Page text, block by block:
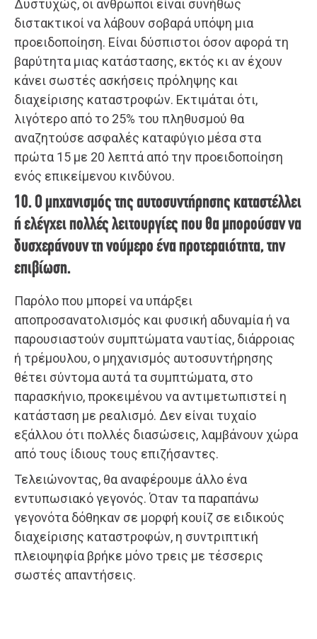
Δυστυχώς, οι άνθρωποι είναι συνήθως
διστακτικοί να λάβουν σοβαρά υπόψη μια
προειδοποίηση. Είναι δύσπιστοι όσον αφορά τη
βαρύτητα μιας κατάστασης, εκτός κι αν έχουν
κάνει σωστές ασκήσεις πρόληψης και
διαχείρισης καταστροφών. Εκτιμάται ότι,
λιγότερο από το 25% του πληθυσμού θα
αναζητούσε ασφαλές καταφύγιο μέσα στα
πρώτα 15 με 20 λεπτά από την προειδοποίηση
ενός επικείμενου κινδύνου.
10. Ο μηχανισμός της αυτοσυντήρησης καταστέλλει
ή ελέγχει πολλές λειτουργίες που θα μπορούσαν να
δυσχεράνουν τη νούμερο ένα προτεραιότητα, την
επιβίωση.
Παρόλο που μπορεί να υπάρξει
αποπροσανατολισμός και φυσική αδυναμία ή να
παρουσιαστούν συμπτώματα ναυτίας, διάρροιας
ή τρέμουλου, ο μηχανισμός αυτοσυντήρησης
θέτει σύντομα αυτά τα συμπτώματα, στο
παρασκήνιο, προκειμένου να αντιμετωπιστεί η
κατάσταση με ρεαλισμό. Δεν είναι τυχαίο
εξάλλου ότι πολλές διασώσεις, λαμβάνουν χώρα
από τους ίδιους τους επιζήσαντες.
Τελειώνοντας, θα αναφέρουμε άλλο ένα
εντυπωσιακό γεγονός. Όταν τα παραπάνω
γεγονότα δόθηκαν σε μορφή κουίζ σε ειδικούς
διαχείρισης καταστροφών, η συντριπτική
πλειοψηφία βρήκε μόνο τρεις με τέσσερις
σωστές απαντήσεις.